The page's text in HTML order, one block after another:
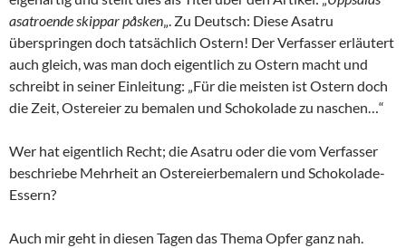
asatroende skippar påsken„. Zu Deutsch: Diese Asatru
überspringen doch tatsächlich Ostern! Der Verfasser erläutert
auch gleich, was man doch eigentlich zu Ostern macht und
schreibt in seiner Einleitung: „Für die meisten ist Ostern doch
die Zeit, Ostereier zu bemalen und Schokolade zu naschen…“
Wer hat eigentlich Recht; die Asatru oder die vom Verfasser
beschriebe Mehrheit an Ostereierbemalern und Schokolade-
Essern?
Auch mir geht in diesen Tagen das Thema Opfer ganz nah.